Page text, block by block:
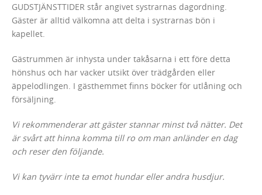
GUDSTJÄNSTTIDER står angivet systrarnas dagordning.
Gäster är alltid välkomna att delta i systrarnas bön i
kapellet.
Gästrummen är inhysta under takåsarna i ett före detta
hönshus och har vacker utsikt över trädgården eller
äppelodlingen. I gästhemmet finns böcker för utlåning och
försäljning.
Vi rekommenderar att gäster stannar minst två nätter. Det
är svårt atthinna komma till ro om man anländer en dag
och reser den följande.
Vi kan tyvärr inte ta emot hundar eller andra husdjur.